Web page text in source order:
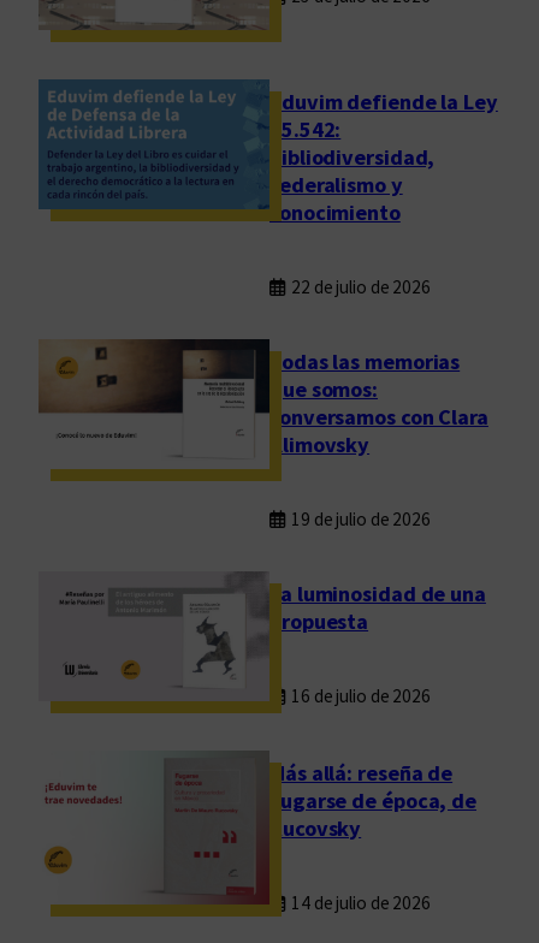
Eduvim defiende la Ley
25.542:
bibliodiversidad,
federalismo y
conocimiento
22 de julio de 2026
Todas las memorias
que somos:
conversamos con Clara
Klimovsky
19 de julio de 2026
La luminosidad de una
propuesta
16 de julio de 2026
Más allá: reseña de
Fugarse de época, de
Rucovsky
14 de julio de 2026